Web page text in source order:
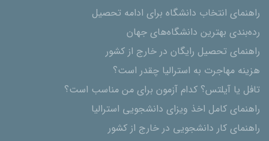
راهنمای انتخاب دانشگاه برای ادامه تحصیل
رده‌بندی بهترین دانشگاه‌های جهان
راهنمای تحصیل رایگان در خارج از کشور
هزینه مهاجرت به استرالیا چقدر است؟
تافل یا آیلتس؟ کدام آزمون برای من مناسب است؟
راهنمای کامل اخذ ویزای دانشجویی استرالیا
راهنمای کار دانشجویی در خارج از کشور